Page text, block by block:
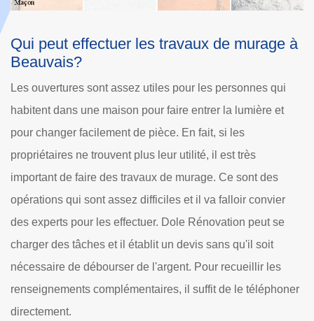
à Les fournisseurs de notre entreprise de
maçonnerie Dole Rénovation
Nous communiquons bien avec les fabricants de nos
matériaux de maçonnerie. Ce qui peut être important pour
l’achat de briques colorées et personnalisées de tailles
avec des formes uniques. Nos relations de longue date
avec nos fournisseurs de matériaux pour la maçonnerie
60000 nous permettent d’obtenir les fournitures utiles à
réduits dans des délais de livraison courts. Nous sommes
convaincus que nous pouvons vous fournir le matériel
approprié pour respecter votre maison et votre budget.